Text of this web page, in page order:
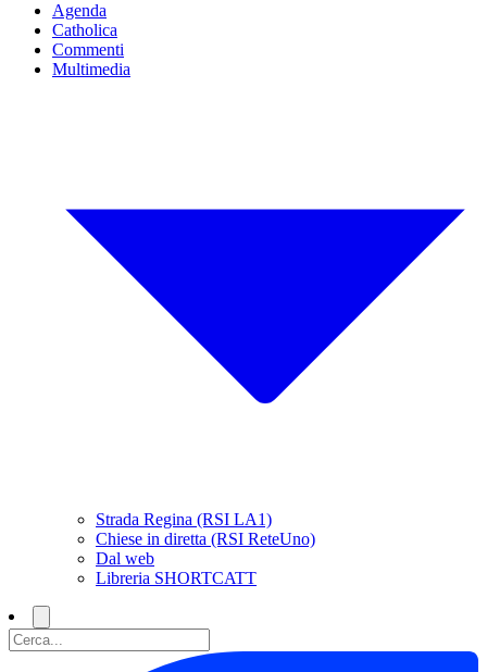
Agenda
Catholica
Commenti
Multimedia
Strada Regina (RSI LA1)
Chiese in diretta (RSI ReteUno)
Dal web
Libreria SHORTCATT